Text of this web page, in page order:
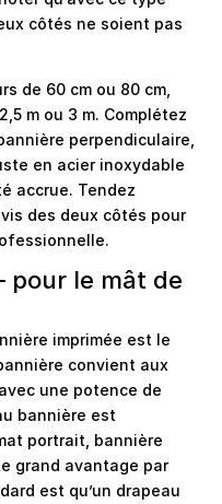
côtés ne soient pas
de 60 cm ou 80 cm,
m ou 3 m. Complétez
perpendiculaire,
en acier inoxydable
accrue. Tendez
des deux côtés pour
pour le mât de
imprimée est le
convient aux
une potence de
bannière est
portrait, bannière
grand avantage par
est qu’un drapeau